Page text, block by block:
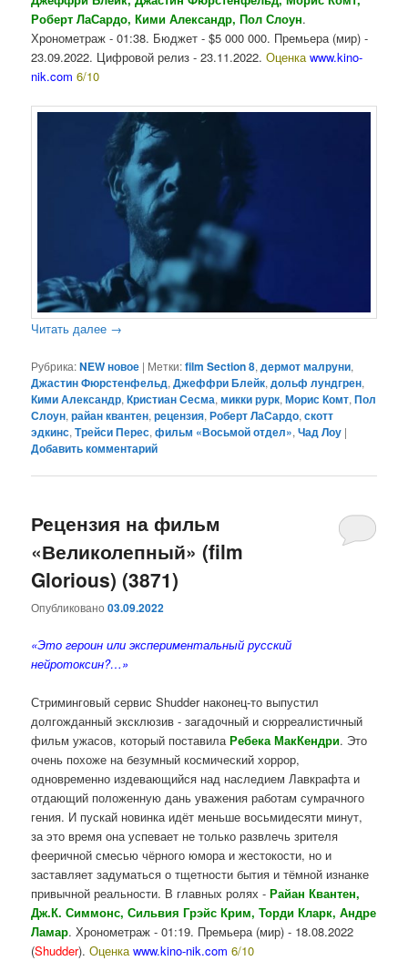
Роберт ЛаСардо, Кими Александр, Пол Слоун.
Хронометраж - 01:38. Бюджет - $5 000 000. Премьера (мир) -
23.09.2022. Цифровой релиз - 23.11.2022.Оценкаwww.kino-
nik.com 6/10
Читать далее →
Рубрика:NEW новое | Метки:film Section 8,дермот малруни,
Джастин Фюрстенфельд,Джеффри Блейк,дольф лундгрен,
Кими Александр,Кристиан Сесма,микки рурк,Морис Комт,Пол
Слоун,райан квантен,рецензия,Роберт ЛаСардо,скотт
эдкинс,Трейси Перес,фильм «Восьмой отдел»,Чад Лоу |
Добавить комментарий
Рецензия на фильм
«Великолепный» (film
Glorious) (3871)
Опубликовано03.09.2022
«Это героин или экспериментальный русский
нейротоксин?…»
Стриминговый сервис Shudder наконец-то выпустил
долгожданный эксклюзив - загадочный и сюрреалистичный
фильм ужасов, который поставилаРебека МакКендри. Это
очень похоже на безумный космический хоррор,
одновременно издевающийся над наследием Лавкрафта и
отдающий положенную дань уважения работам сумрачного
гения. И пускай новинка идёт меньше восьмидесяти минут,
за это время она успевает не только развлечь зрителя
фееричной смесью чёрного юмора и жестокости, но и
заставляет задуматься о тщетности бытия и тёмной изнанке
привычной реальности. В главных ролях -Райан Квантен,
Дж.К. Симмонс, Сильвия Грэйс Крим, Торди Кларк, Андре
Ламар. Хронометраж - 01:19. Премьера (мир) - 18.08.2022
(Shudder).Оценкаwww.kino-nik.com 6/10